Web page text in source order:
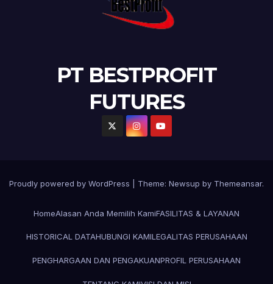
PT BESTPROFIT
FUTURES
Proudly powered by WordPress Theme: Newsup by Themeansar.
HomeAlasan Anda Memilih KamiFASILITAS & LAYANAN
HISTORICAL DATAHUBUNGI KAMILEGALITAS PERUSAHAAN
PENGHARGAAN DAN PENGAKUANPROFIL PERUSAHAAN